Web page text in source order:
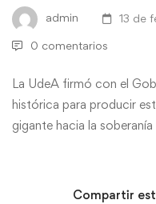
admin 13 de
0 comentarios
La UdeA firmó con el
histórica para producir
gigante hacia la
Compartir